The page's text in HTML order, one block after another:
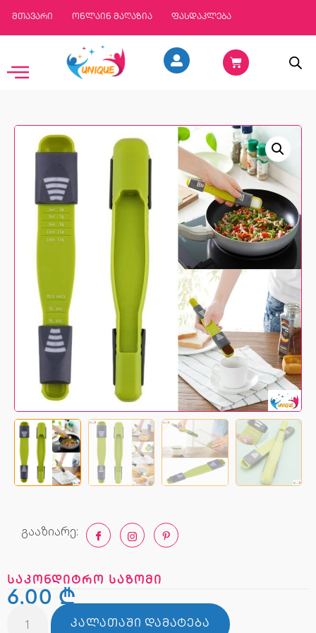
მთავარი ონლაინ მაღაზია ფასდაკლება
გააზიარე:
საკონდიტრო საზომი
6,00 ₾
ᲙᲐᲚᲐᲗᲐᲨᲘ ᲓᲐᲛᲐᲢᲔᲑᲐ